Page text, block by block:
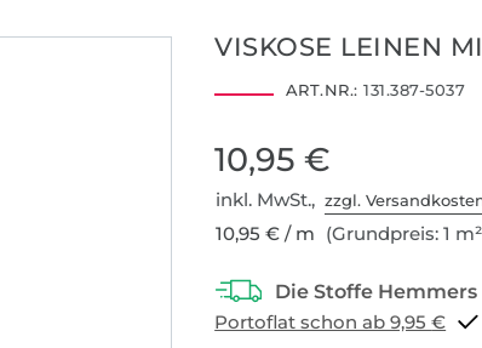
VISKOSE LEINEN
ART.NR.: 131.387-5037
10,95 €
inkl. MwSt.,zzgl.
10,95 € / m (Grundpreis: 1
Portoflat schon ab 9,95 €